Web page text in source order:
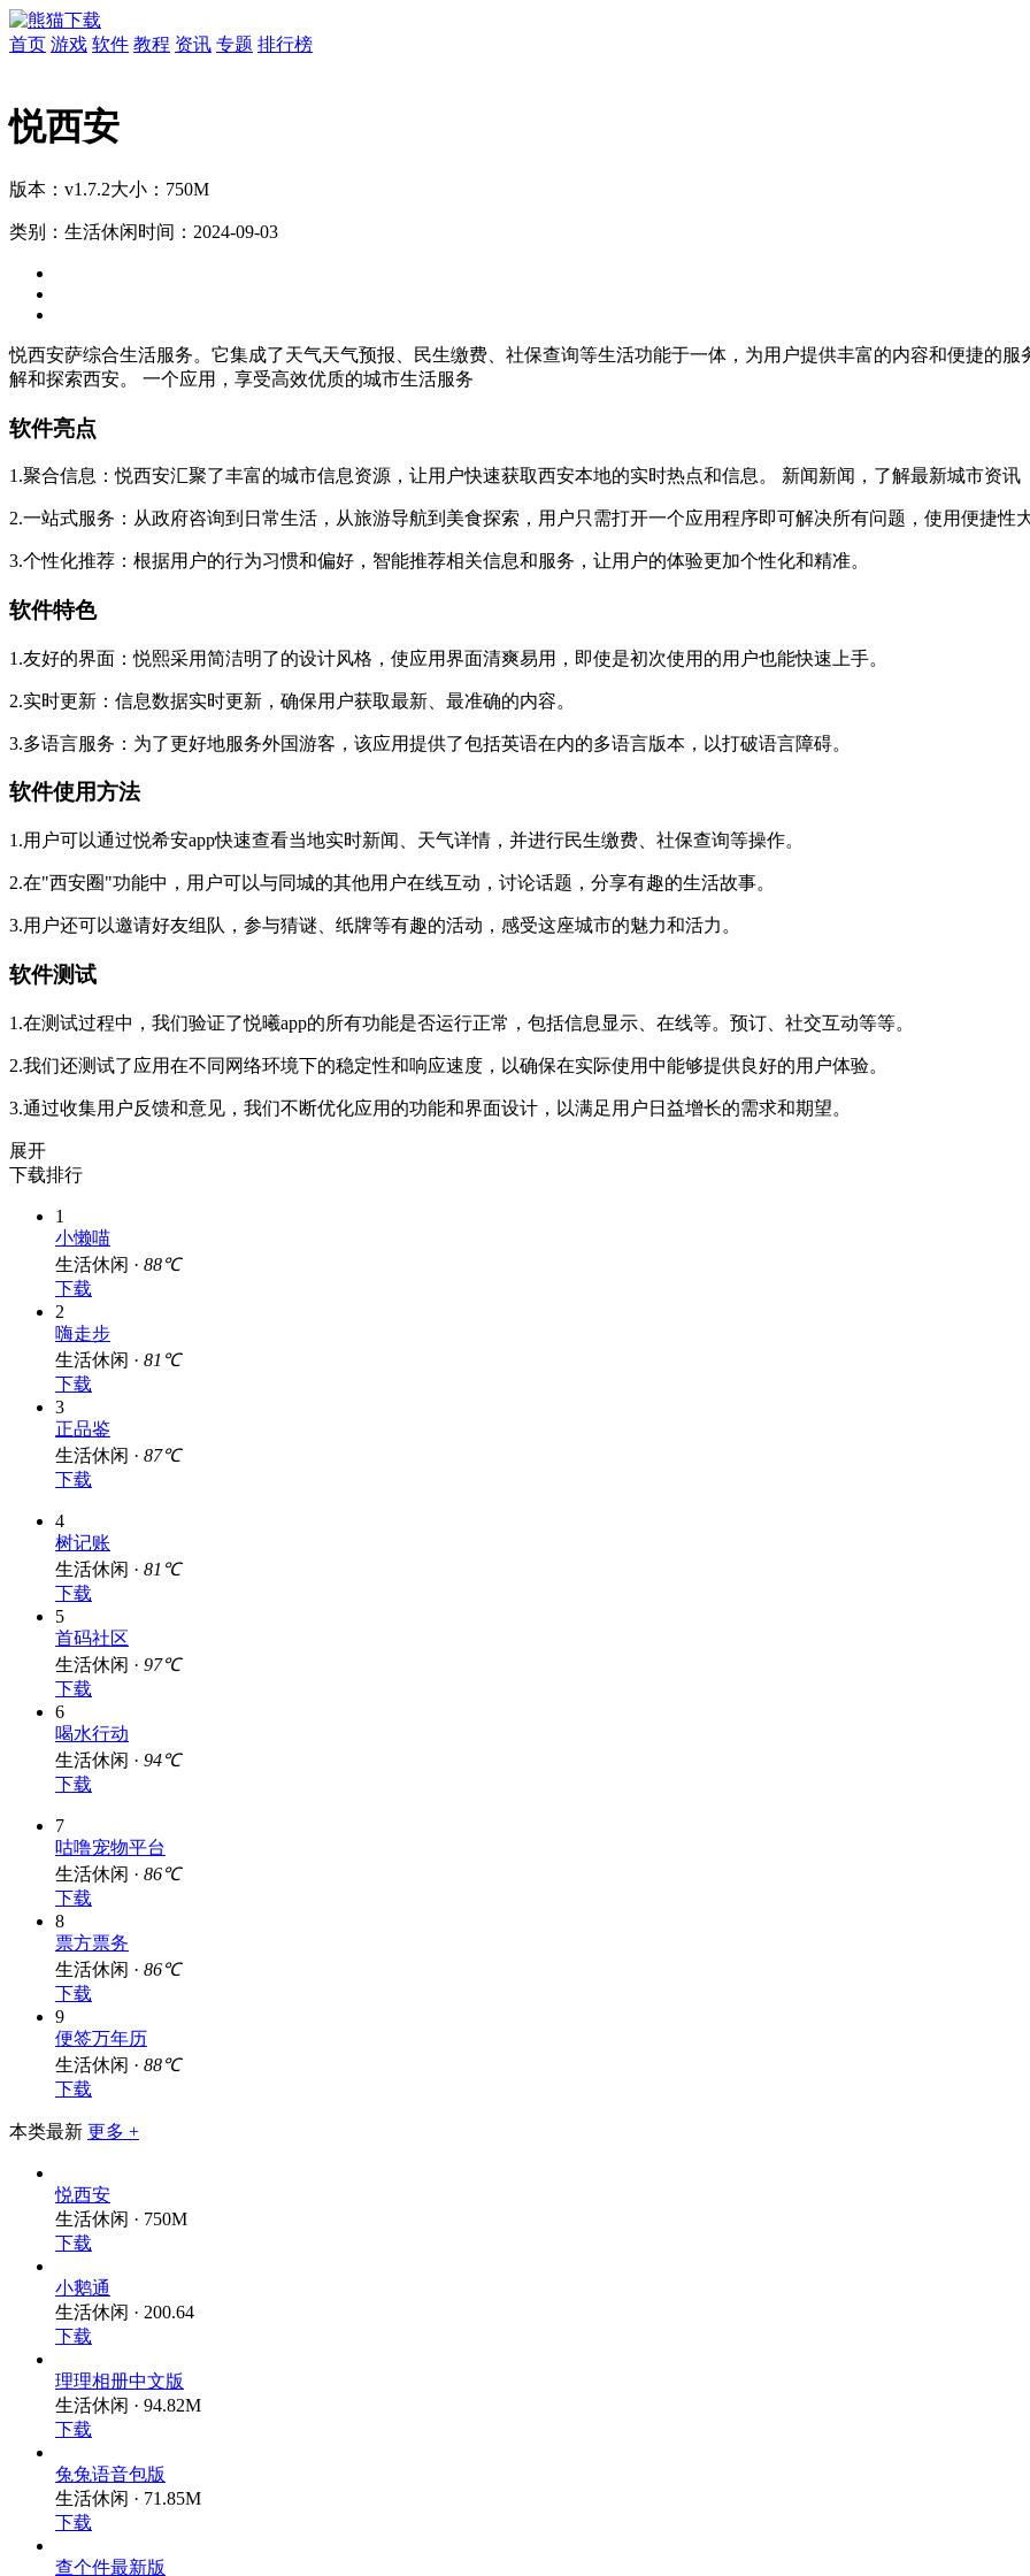
首页 游戏 软件 教程 资讯 专题 排行榜
悦西安
版本：v1.7.2大小：750M
类别：生活休闲时间：2024-09-03
悦西安萨综合生活服务。它集成了天气天气预报、民生缴费、社保查询等生活功能于一体，为用户提供丰富的内容和便捷的
解和探索西安。 一个应用，享受高效优质的城市生活服务
软件亮点
1.聚合信息：悦西安汇聚了丰富的城市信息资源，让用户快速获取西安本地的实时热点和信息。 新闻新闻，了解最新城市资讯
2.一站式服务：从政府咨询到日常生活，从旅游导航到美食探索，用户只需打开一个应用程序即可解决所有问题，使用便捷性
3.个性化推荐：根据用户的行为习惯和偏好，智能推荐相关信息和服务，让用户的体验更加个性化和精准。
软件特色
1.友好的界面：悦熙采用简洁明了的设计风格，使应用界面清爽易用，即使是初次使用的用户也能快速上手。
2.实时更新：信息数据实时更新，确保用户获取最新、最准确的内容。
3.多语言服务：为了更好地服务外国游客，该应用提供了包括英语在内的多语言版本，以打破语言障碍。
软件使用方法
1.用户可以通过悦希安app快速查看当地实时新闻、天气详情，并进行民生缴费、社保查询等操作。
2.在"西安圈"功能中，用户可以与同城的其他用户在线互动，讨论话题，分享有趣的生活故事。
3.用户还可以邀请好友组队，参与猜谜、纸牌等有趣的活动，感受这座城市的魅力和活力。
软件测试
1.在测试过程中，我们验证了悦曦app的所有功能是否运行正常，包括信息显示、在线等。预订、社交互动等等。
2.我们还测试了应用在不同网络环境下的稳定性和响应速度，以确保在实际使用中能够提供良好的用户体验。
3.通过收集用户反馈和意见，我们不断优化应用的功能和界面设计，以满足用户日益增长的需求和期望。
展开
下载排行
1
小懒喵
生活休闲 · 88℃
下载
2
嗨走步
生活休闲 · 81℃
下载
3
正品鉴
生活休闲 · 87℃
下载
4
树记账
生活休闲 · 81℃
下载
5
首码社区
生活休闲 · 97℃
下载
6
喝水行动
生活休闲 · 94℃
下载
7
咕噜宠物平台
生活休闲 · 86℃
下载
8
票方票务
生活休闲 · 86℃
下载
9
便签万年历
生活休闲 · 88℃
下载
本类最新 更多 +
悦西安
生活休闲 · 750M
下载
小鹅通
生活休闲 · 200.64
下载
理理相册中文版
生活休闲 · 94.82M
下载
兔兔语音包版
生活休闲 · 71.85M
下载
查个件最新版